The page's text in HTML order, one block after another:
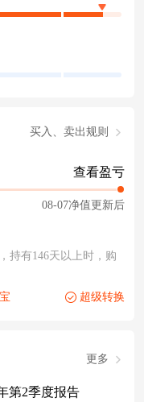
买入、卖出规则
查看盈亏
08-07净值更新后
持有146天以上时，购
超级转换
更多
第2季度报告